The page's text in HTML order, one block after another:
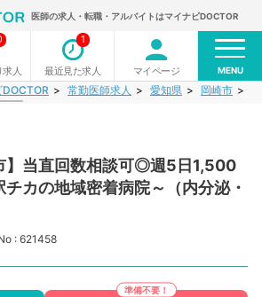
医師の求人・転職・アルバイトはマイナビDOCTOR
求人 最近見た求人
1
マイページ MENU
常勤医師求人 愛知県 岡崎市
】当直回数相談可◎週5日1,500
カの地域密着病院～（内分泌・
: 621458